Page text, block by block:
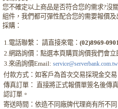
您不確定以上商品是否符合您的需求?沒
組件，我們都可彈性配合您的需要報價
採購：
1.電話聯繫： 請直接來電：(02)8969-0901
2.網路詢價：點選本頁購買詢價我們會立
3.來函詢價Email: service@serverbank.com.tw
付款方式：如客戶為首次交易採現金交易
傳真訂單： 直接將正式報價單簽名後傳
認訂單。
寄送時間：依造不同廠牌代理商有所不